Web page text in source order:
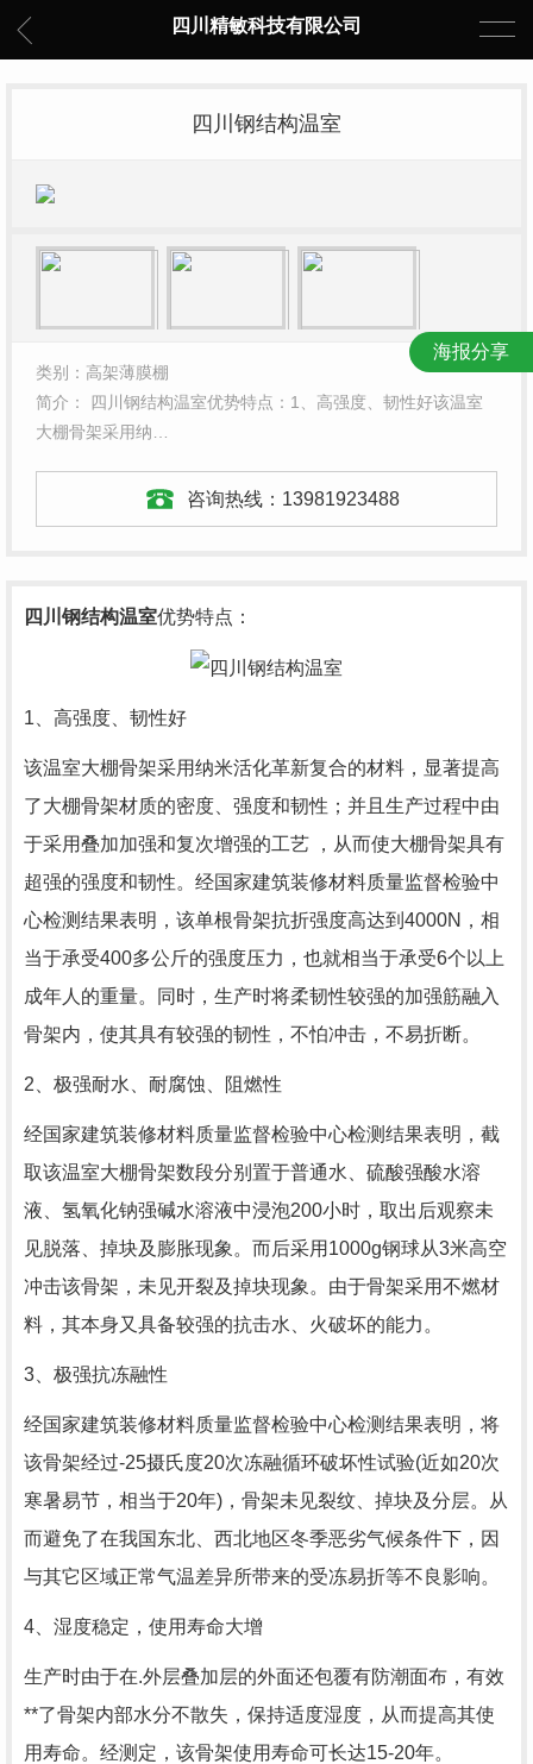
四川精敏科技有限公司
四川钢结构温室
类别：高架薄膜棚
简介： 四川钢结构温室优势特点：1、高强度、韧性好该温室
大棚骨架采用纳…
咨询热线： 13981923488
四川钢结构温室优势特点：
1、高强度、韧性好
该温室大棚骨架采用纳米活化革新复合的材料，显著提高
了大棚骨架材质的密度、强度和韧性；并且生产过程中由
于采用叠加加强和复次增强的工艺 ，从而使大棚骨架具有
超强的强度和韧性。经国家建筑装修材料质量监督检验中
心检测结果表明，该单根骨架抗折强度高达到4000N，相
当于承受400多公斤的强度压力，也就相当于承受6个以上
成年人的重量。同时，生产时将柔韧性较强的加强筋融入
骨架内，使其具有较强的韧性，不怕冲击，不易折断。
2、极强耐水、耐腐蚀、阻燃性
经国家建筑装修材料质量监督检验中心检测结果表明，截
取该温室大棚骨架数段分别置于普通水、硫酸强酸水溶
液、氢氧化钠强碱水溶液中浸泡200小时，取出后观察未
见脱落、掉块及膨胀现象。而后采用1000g钢球从3米高空
冲击该骨架，未见开裂及掉块现象。由于骨架采用不燃材
料，其本身又具备较强的抗击水、火破坏的能力。
3、极强抗冻融性
经国家建筑装修材料质量监督检验中心检测结果表明，将
该骨架经过-25摄氏度20次冻融循环破坏性试验(近如20次
寒暑易节，相当于20年)，骨架未见裂纹、掉块及分层。从
而避免了在我国东北、西北地区冬季恶劣气候条件下，因
与其它区域正常气温差异所带来的受冻易折等不良影响。
4、湿度稳定，使用寿命大增
生产时由于在.外层叠加层的外面还包覆有防潮面布，有效
**了骨架内部水分不散失，保持适度湿度，从而提高其使
用寿命。经测定，该骨架使用寿命可长达15-20年。
海报分享